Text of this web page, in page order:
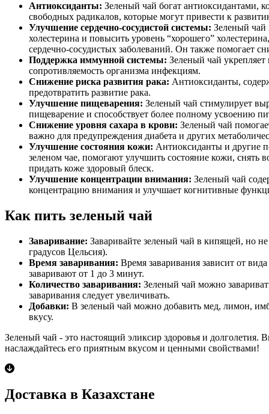
Антиоксиданты: Зеленый чай богат антиоксидантами,
свободных радикалов, которые могут привести к
Улучшение сердечно-сосудистой системы: Зеленый чай
холестерина и повысить уровень “хорошего”
сердечно-сосудистых заболеваний. Он также помогает
Поддержка иммунной системы: Зеленый чай
сопротивляемость организма инфекциям.
Снижение риска развития рака: Антиоксиданты,
предотвратить развитие рака.
Улучшение пищеварения: Зеленый чай стимулирует
пищеварение и способствует более полному усвоению
Снижение уровня сахара в крови: Зеленый чай
важно для предупреждения диабета и других
Улучшение состояния кожи: Антиоксиданты и другие
зеленом чае, помогают улучшить состояние кожи, снять
придать коже здоровый блеск.
Улучшение концентрации внимания: Зеленый чай
концентрацию внимания и улучшает когнитивные
Как пить зеленый чай
Заваривание: Заваривайте зеленый чай в кипящей, но
градусов Цельсия).
Время заваривания: Время заваривания зависит от
заваривают от 1 до 3 минут.
Количество заваривания: Зеленый чай можно
заваривания следует увеличивать.
Добавки: В зеленый чай можно добавить мед, лимон,
вкусу.
Зеленый чай - это настоящий эликсир здоровья и долголетия.
наслаждайтесь его приятным вкусом и ценными свойствами!
Доставка в Казахстане